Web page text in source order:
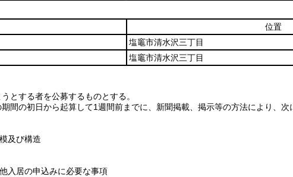
位置
塩竈市清水沢三丁目
塩竈市清水沢三丁目
とする者を公募するものとする。
間の初日から起算して1週間前までに、新聞掲載、掲示等の方法により、次
及び構造
入居の申込みに必要な事項